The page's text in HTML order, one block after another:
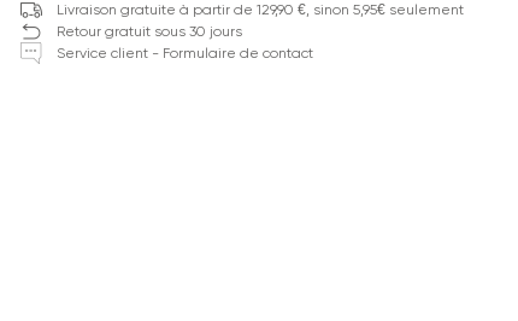
Livraison gratuite à partir de 129,90 €, sinon 5,95€ seulement
Retour gratuit sous 30 jours
Service client - Formulaire de contact